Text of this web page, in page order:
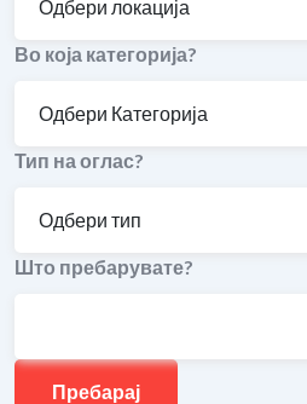
Во која категорија?
Тип на оглас?
Што пребарувате?
Пребарај